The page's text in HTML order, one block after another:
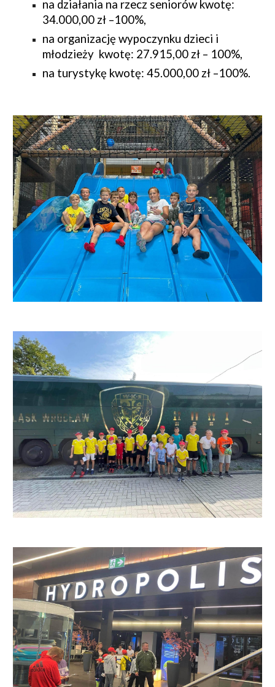
na działania na rzecz seniorów kwotę:
34.000,00 zł –100%,
na organizację wypoczynku dzieci i
młodzieży kwotę: 27.915,00 zł – 100%,
na turystykę kwotę: 45.000,00 zł –100%.